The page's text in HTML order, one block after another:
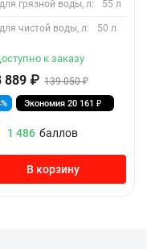
грязной воды, л: 55 л
чистой воды, л: 50 л
к заказу
889 ₽ 139 050₽
Экономия 20 161 ₽
1 486 баллов
В корзину